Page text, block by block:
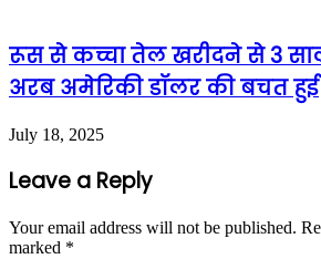
रूस से कच्चा तेल खरीदने से 3
अरब अमेरिकी डॉलर की बचत हुई
July 18, 2025
Leave a Reply
Your email address will not be published.
marked *